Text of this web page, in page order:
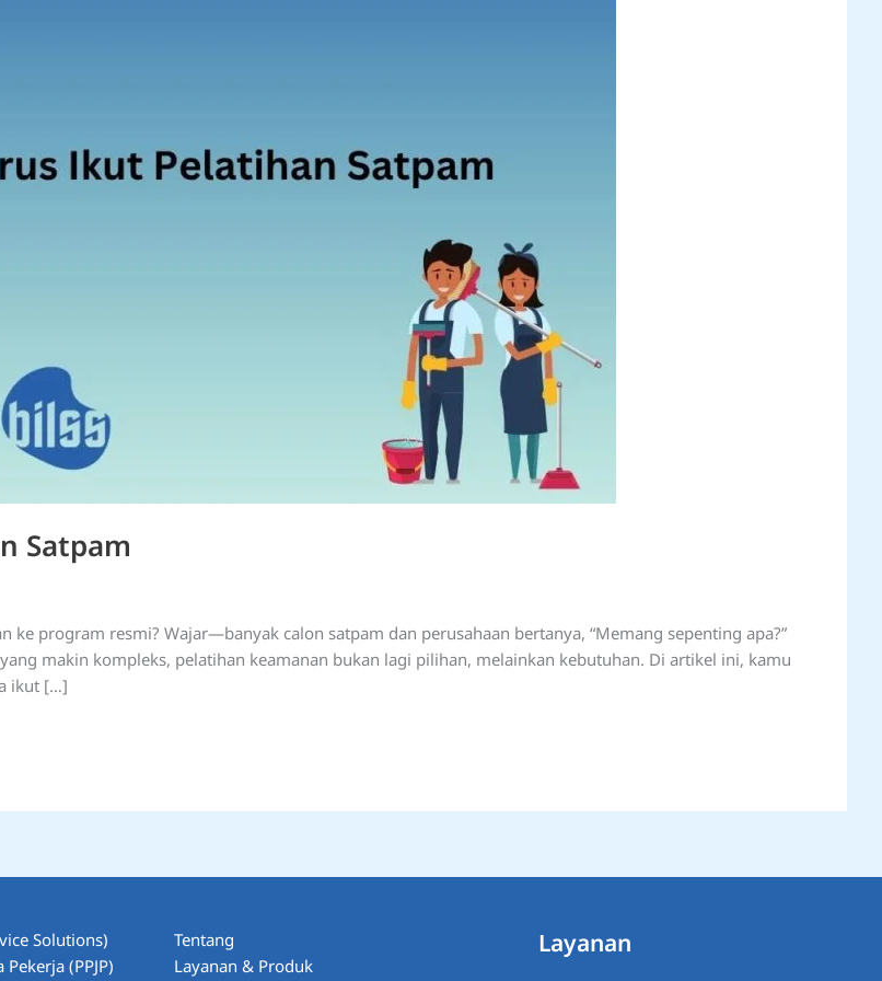
Satpam
program resmi? Wajar—banyak calon satpam dan perusahaan bertanya, “Memang sepenting apa?”
makin kompleks, pelatihan keamanan bukan lagi pilihan, melainkan kebutuhan. Di artikel ini, kamu
ikut […]
Solutions)
(PPJP)
Tentang
Layanan & Produk
Layanan